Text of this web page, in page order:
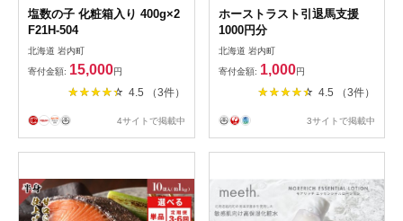
塩数の子 化粧箱入り 400g×2
F21H-504
北海道 岩内町
寄付金額: 15,000円
4.5 （3件）
4サイトで掲載中
ホーストラスト引退馬支援
1000円分
北海道 岩内町
寄付金額: 1,000円
4.5 （3件）
3サイトで掲載中